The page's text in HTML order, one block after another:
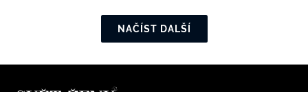
NAČÍST DALŠÍ